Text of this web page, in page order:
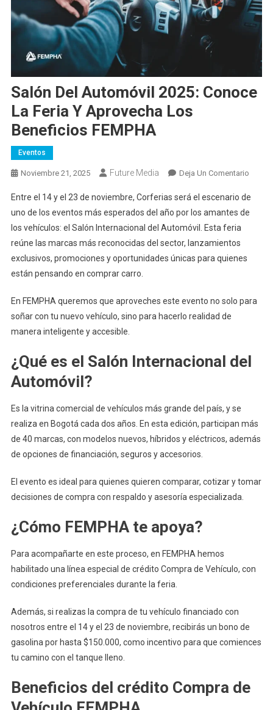
Salón Del Automóvil 2025: Conoce
La Feria Y Aprovecha Los
Beneficios FEMPHA
Eventos
Noviembre 21, 2025 Future Media Deja Un ComentarioEn
Del
Entre el 14 y el 23 de noviembre, Corferias será el escenario de
uno de los eventos más esperados del año por los amantes de
los vehículos: el Salón Internacional del Automóvil. Esta feria
reúne las marcas más reconocidas del sector, lanzamientos
exclusivos, promociones y oportunidades únicas para quienes
están pensando en comprar carro.
En FEMPHA queremos que aproveches este evento no solo para
soñar con tu nuevo vehículo, sino para hacerlo realidad de
manera inteligente y accesible.
¿Qué es el Salón Internacional del
Automóvil?
Es la vitrina comercial de vehículos más grande del país, y se
realiza en Bogotá cada dos años. En esta edición, participan más
de 40 marcas, con modelos nuevos, híbridos y eléctricos, además
de opciones de financiación, seguros y accesorios.
El evento es ideal para quienes quieren comparar, cotizar y tomar
decisiones de compra con respaldo y asesoría especializada.
¿Cómo FEMPHA te apoya?
Para acompañarte en este proceso, en FEMPHA hemos
habilitado una línea especial de crédito Compra de Vehículo, con
condiciones preferenciales durante la feria.
Además, si realizas la compra de tu vehículo financiado con
nosotros entre el 14 y el 23 de noviembre, recibirás un bono de
gasolina por hasta $150.000, como incentivo para que comiences
tu camino con el tanque lleno.
Beneficios del crédito Compra de